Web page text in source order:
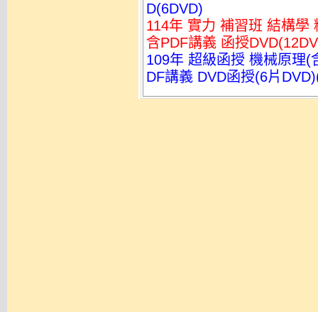
D(6DVD)
114年 實力 補習班 結構學
含PDF講義 函授
109年 超級函授 機械原理(
DF講義 DVD函授(6片